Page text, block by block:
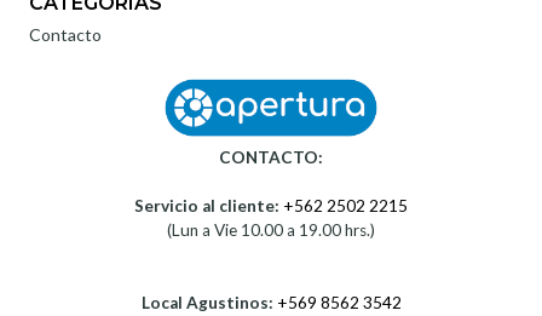
Contacto
CONTACTO:
Servicio al cliente: +562 2502 2215
(Lun a Vie 10.00 a 19.00 hrs.)
Local Agustinos: +569 8562 3542